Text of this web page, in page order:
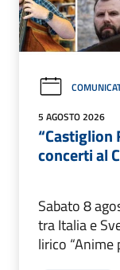
5 AGOSTO 2026
“Castiglion
concerti al
Sabato 8
tra Italia e
lirico “Anime